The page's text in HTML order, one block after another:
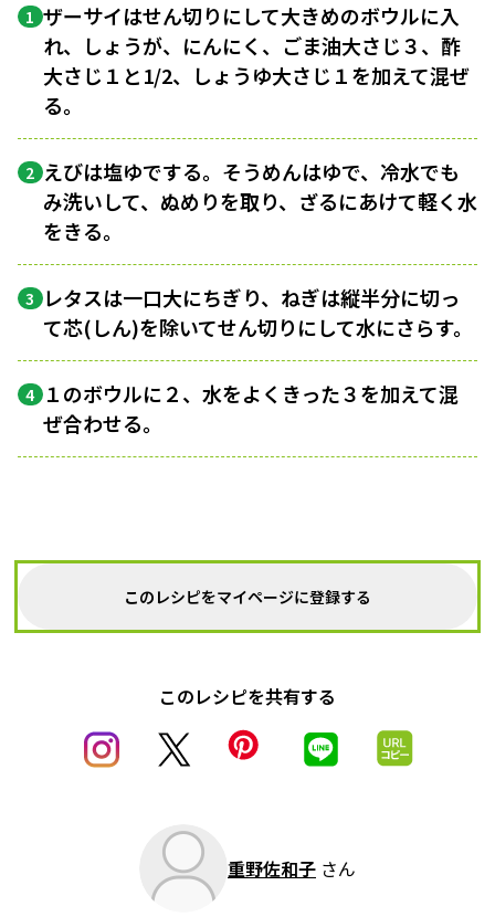
1 ザーサイはせん切りにして大きめのボウルに入
れ、しょうが、にんにく、ごま油大さじ３、酢
大さじ１と1/2、しょうゆ大さじ１を加えて混ぜ
る。
2 えびは塩ゆでする。そうめんはゆで、冷水でも
み洗いして、ぬめりを取り、ざるにあけて軽く水
をきる。
3 レタスは一口大にちぎり、ねぎは縦半分に切っ
て芯(しん)を除いてせん切りにして水にさらす。
4 １のボウルに２、水をよくきった３を加えて混
ぜ合わせる。
このレシピをマイページに登録する
このレシピを共有する
重野佐和子 さん